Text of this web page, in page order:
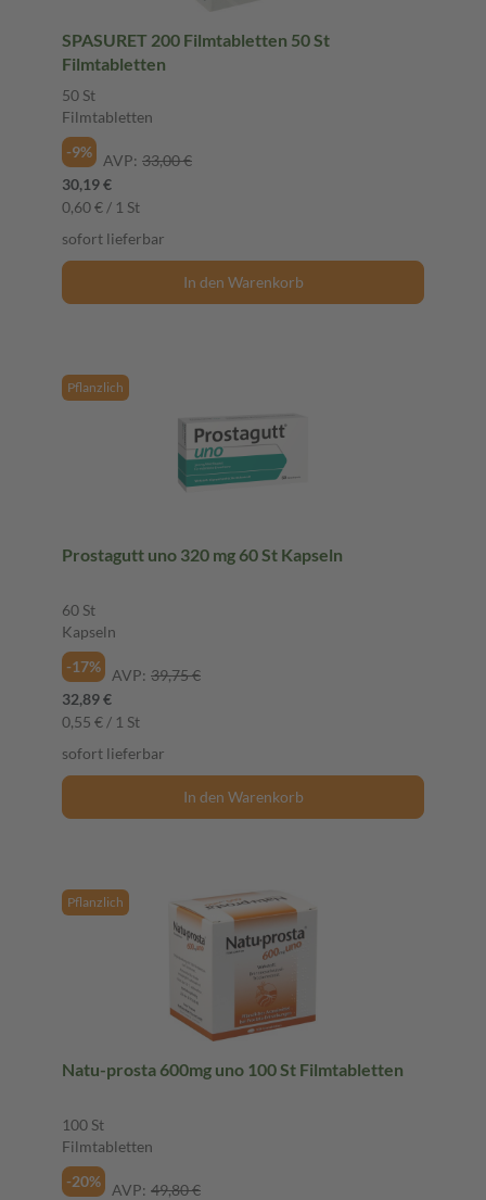
SPASURET 200 Filmtabletten 50 St
Filmtabletten
50 St
Filmtabletten
-9%
AVP: 33,00 €
30,19 €
0,60 € / 1 St
sofort lieferbar
In den Warenkorb
Pflanzlich
Prostagutt uno 320 mg 60 St Kapseln
60 St
Kapseln
-17%
AVP: 39,75 €
32,89 €
0,55 € / 1 St
sofort lieferbar
In den Warenkorb
Pflanzlich
Natu-prosta 600mg uno 100 St Filmtabletten
100 St
Filmtabletten
-20%
AVP: 49,80 €